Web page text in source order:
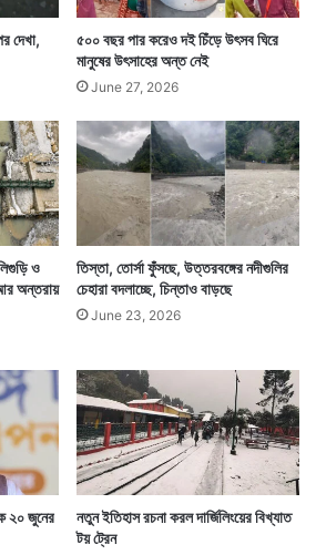
West Bengal News
দেখা,
৫০০ বছর পার করেও দই চিঁড়ে উৎসব ঘিরে
মানুষের উৎসাহের অন্ত নেই
June 27, 2026
ও
অন্তরায়
তিস্তা, তোর্সা ফুঁসছে, উত্তরবঙ্গের নদীগুলির
চেহারা বদলাচ্ছে, চিন্তাও বাড়ছে
June 23, 2026
২০ জুনের
নতুন ইতিহাস রচনা করল দার্জিলিংয়ের বিখ্যাত
টয় ট্রেন